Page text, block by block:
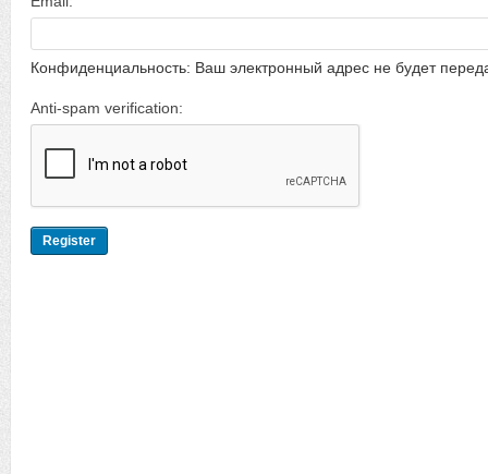
Конфиденциальность: Ваш электронный адрес не будет
Anti-spam verification: